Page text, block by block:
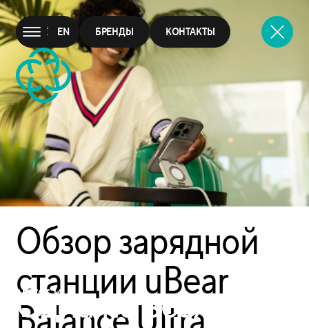
EN БРЕНДЫ КОНТАКТЫ
UBEAR
АВГУСТ, 14
Одна на всех
Обзор зарядной
станции uBear